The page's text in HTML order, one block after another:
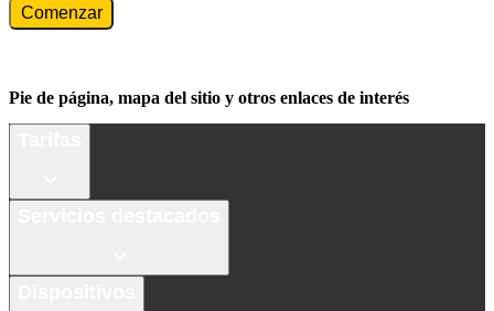
Comenzar
Pie de página, mapa del sitio y otros enlaces de interés